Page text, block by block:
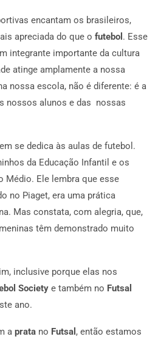
encantam os brasileiros,
apreciada do que o futebol . Esse
integrante importante da cultura
atinge amplamente a nossa
nossa escola, não é diferente: é a
nossos alunos e das nossas
se dedica às aulas de futebol.
da Educação Infantil e os
Médio. Ele lembra que esse
no Piaget, era uma prática
Mas constata, com alegria, que,
têm demonstrado muito
inclusive porque elas nos
Society e também no Futsal
ano.
a prata no Futsal , então estamos